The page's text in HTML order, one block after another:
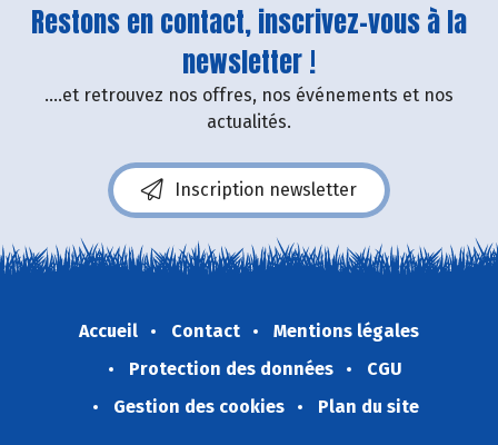
Restons en contact, inscrivez-vous à la
newsletter !
....et retrouvez nos offres, nos événements et nos
actualités.
Inscription newsletter
Accueil Contact
Mentions légales
Protection des données
CGU
Gestion des cookies
Plan du site